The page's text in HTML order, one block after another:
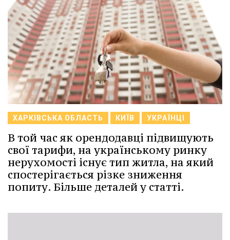
ХАРКІВСЬКА ОБЛАСТЬ КИЇВ УКРАЇНЦІ
В той час як орендодавці підвищують
свої тарифи, на українському ринку
нерухомості існує тип житла, на який
спостерігається різке зниження
попиту. Більше деталей у статті.